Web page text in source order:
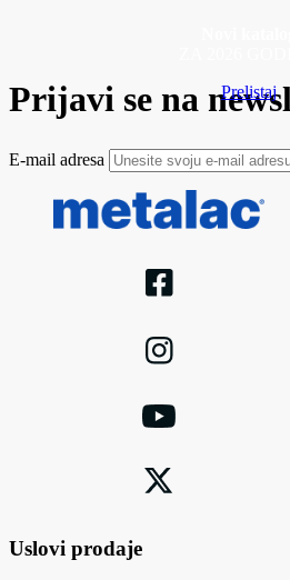
Prelistaj
Prijavi se na
E-mail adresa
Uslovi prodaje